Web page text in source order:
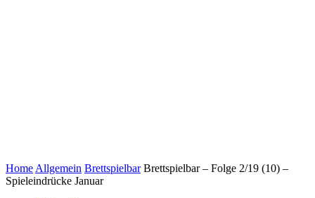
Home Allgemein Brettspielbar Brettspielbar – Folge 2/19 (10) –
Spieleindrücke Januar